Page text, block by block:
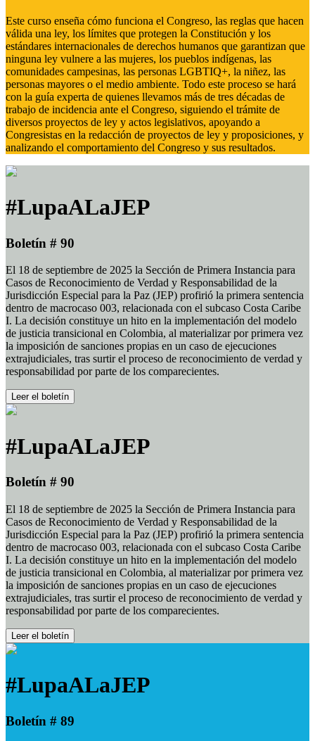
Este curso enseña cómo funciona el Congreso, las reglas que hacen
válida una ley, los límites que protegen la Constitución y los
estándares internacionales de derechos humanos que garantizan que
ninguna ley vulnere a las mujeres, los pueblos indígenas, las
comunidades campesinas, las personas LGBTIQ+, la niñez, las
personas mayores o el medio ambiente. Todo este proceso se hará
con la guía experta de quienes llevamos más de tres décadas de
trabajo de incidencia ante el Congreso, siguiendo el trámite de
diversos proyectos de ley y actos legislativos, apoyando a
Congresistas en la redacción de proyectos de ley y proposiciones, y
analizando el comportamiento del Congreso y sus resultados.
#LupaALaJEP
Boletín # 90
El 18 de septiembre de 2025 la Sección de Primera Instancia para
Casos de Reconocimiento de Verdad y Responsabilidad de la
Jurisdicción Especial para la Paz (JEP) profirió la primera sentencia
dentro de macrocaso 003, relacionada con el subcaso Costa Caribe
I. La decisión constituye un hito en la implementación del modelo
de justicia transicional en Colombia, al materializar por primera vez
la imposición de sanciones propias en un caso de ejecuciones
extrajudiciales, tras surtir el proceso de reconocimiento de verdad y
responsabilidad por parte de los comparecientes.
Leer el boletín
#LupaALaJEP
Boletín # 90
El 18 de septiembre de 2025 la Sección de Primera Instancia para
Casos de Reconocimiento de Verdad y Responsabilidad de la
Jurisdicción Especial para la Paz (JEP) profirió la primera sentencia
dentro de macrocaso 003, relacionada con el subcaso Costa Caribe
I. La decisión constituye un hito en la implementación del modelo
de justicia transicional en Colombia, al materializar por primera vez
la imposición de sanciones propias en un caso de ejecuciones
extrajudiciales, tras surtir el proceso de reconocimiento de verdad y
responsabilidad por parte de los comparecientes.
Leer el boletín
#LupaALaJEP
Boletín # 89